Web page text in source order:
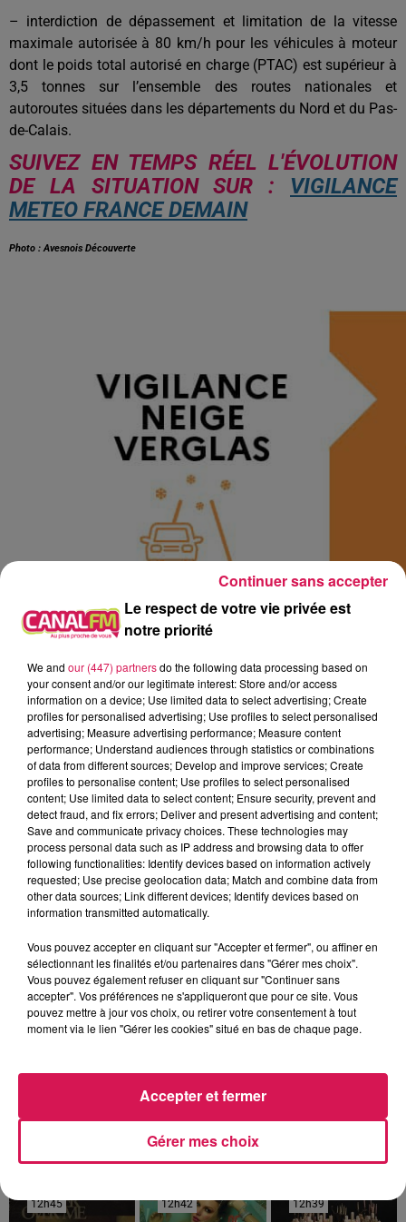
– interdiction de dépassement et limitation de la vitesse
maximale autorisée à 80 km/h pour les véhicules à moteur
dont le poids total autorisé en charge (PTAC) est supérieur à
3,5 tonnes sur l’ensemble des routes nationales et
autoroutes situées dans les départements du Nord et du Pas-
de-Calais.
SUIVEZ EN TEMPS RÉEL L'ÉVOLUTION
DE LA SITUATION SUR : VIGILANCE
METEO FRANCE DEMAIN
Photo : Avesnois Découverte
À L'ANTENNE
9h00 - 13h00
la ligne des auditeurs
12h45
12h45 12h42
12h42 12h39
12h39
Le respect de votre vie privée est
notre priorité
We and our (447) partnersdo the following data processing based on
your consent and/or our legitimate interest: Store and/or access
information on a device; Use limited data to select advertising; Create
profiles for personalised advertising; Use profiles to select personalised
advertising; Measure advertising performance; Measure content
performance; Understand audiences through statistics or combinations
of data from different sources; Develop and improve services; Create
profiles to personalise content; Use profiles to select personalised
content; Use limited data to select content; Ensure security, prevent and
detect fraud, and fix errors; Deliver and present advertising and content;
Save and communicate privacy choices. These technologies may
process personal data such as IP address and browsing data to offer
following functionalities: Identify devices based on information actively
requested; Use precise geolocation data; Match and combine data from
other data sources; Link different devices; Identify devices based on
information transmitted automatically.
Vous pouvez accepter en cliquant sur "Accepter et fermer", ou affiner en
sélectionnant les finalités et/ou partenaires dans "Gérer mes choix".
Vous pouvez également refuser en cliquant sur "Continuer sans
accepter". Vos préférences ne s'appliqueront que pour ce site. Vous
pouvez mettre à jour vos choix, ou retirer votre consentement à tout
moment via le lien "Gérer les cookies" situé en bas de chaque page.
Gérer mes choix
Accepter et fermer
Continuer sans accepter